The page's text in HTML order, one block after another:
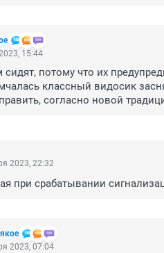
15:44
сидят, потому что их
классный видосик
согласно новой
2023, 22:32
при срабатывании
2023, 07:04